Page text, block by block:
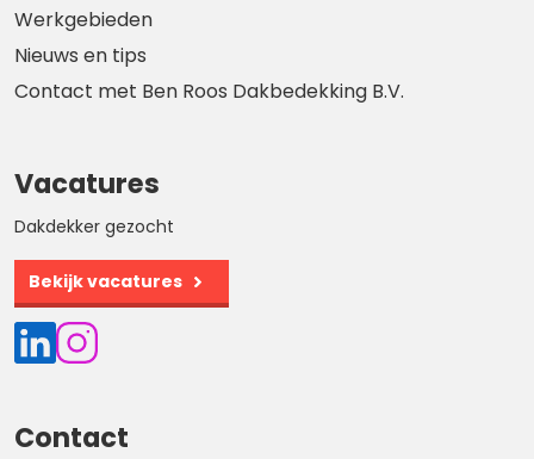
Werkgebieden
Nieuws en tips
Contact met Ben Roos Dakbedekking B.V.
Vacatures
Dakdekker gezocht
Bekijk vacatures
Contact